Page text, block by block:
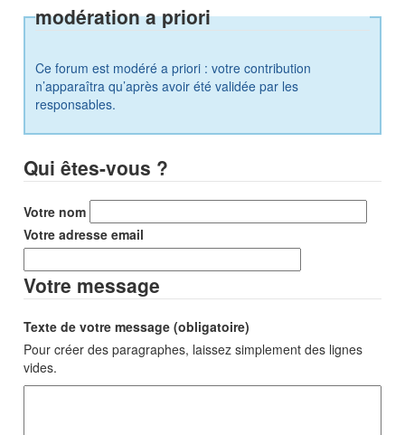
modération a priori
Ce forum est modéré a priori : votre contribution
n’apparaîtra qu’après avoir été validée par les
responsables.
Qui êtes-vous ?
Votre nom
Votre adresse email
Votre message
Texte de votre message (obligatoire)
Pour créer des paragraphes, laissez simplement des lignes
vides.